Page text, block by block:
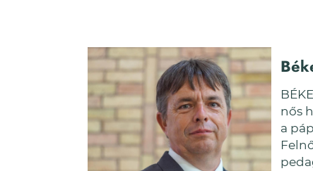
nős
a